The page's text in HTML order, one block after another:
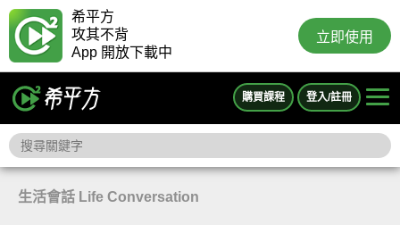
希平方
攻其不背
App 開放下載中
立即使用
購買課程 登入/註冊
生活會話 Life Conversation